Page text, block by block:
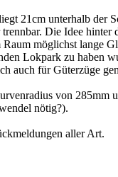
21cm unterhalb
Die Idee
möglichst lange
Lokpark zu haben
auch für Güterzüge
von
nötig?).
aller Art.